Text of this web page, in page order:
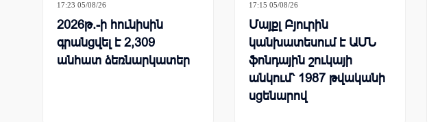
17:23 05/08/26
2026թ.-ի հունիսին
գրանցվել է 2,309
անհատ ձեռնարկատեր
17:15 05/08/26
Մայքլ Բյուրին
կանխատեսում է ԱՄՆ
ֆոնդային շուկայի
անկում՝ 1987 թվականի
սցենարով